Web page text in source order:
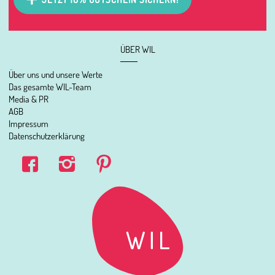
ÜBER WIL
Über uns und unsere Werte
Das gesamte WIL-Team
Media & PR
AGB
Impressum
Datenschutzerklärung